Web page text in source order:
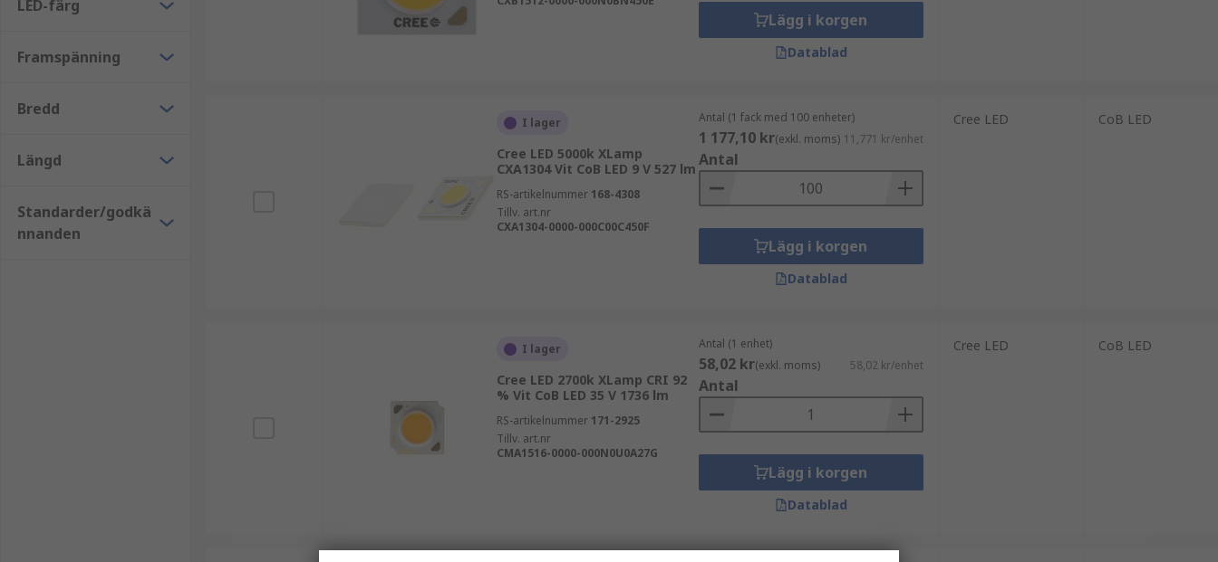
LED-färg
Framspänning
Bredd
Längd
Standarder/godkä
nnanden
Lägg i korgen
Datablad
I lager
Cree LED 5000k XLamp
CXA1304 Vit CoB LED 9 V 527 lm
RS-artikelnummer 168-4308
Tillv. art.nr
CXA1304-0000-000C00C450F
Antal (1 fack med 100 enheter)
1 177,10 kr(exkl. moms) 11,771 kr/enhet
Antal
Lägg i korgen
Datablad
Cree LED CoB LED
I lager
Cree LED 2700k XLamp CRI 92
% Vit CoB LED 35 V 1736 lm
RS-artikelnummer 171-2925
Tillv. art.nr
CMA1516-0000-000N0U0A27G
Antal (1 enhet)
58,02 kr(exkl. moms) 58,02 kr/enhet
Antal
Lägg i korgen
Datablad
Cree LED CoB LED